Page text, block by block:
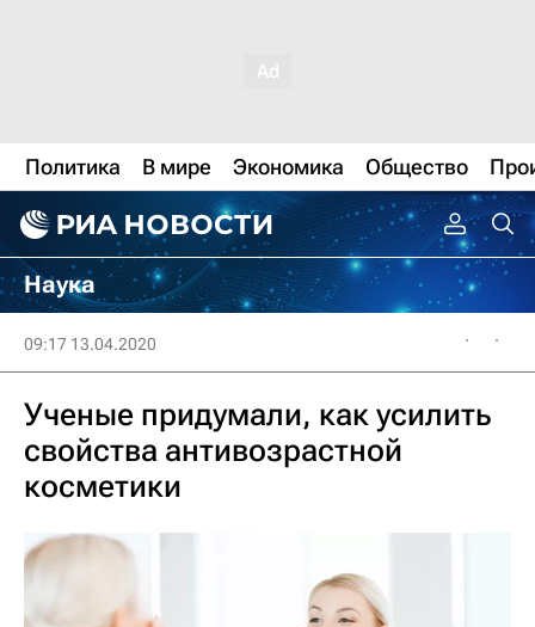
Политика В мире Экономика Общество
Наука
09:17 13.04.2020
Ученые придумали, как усилить
свойства антивозрастной
косметики